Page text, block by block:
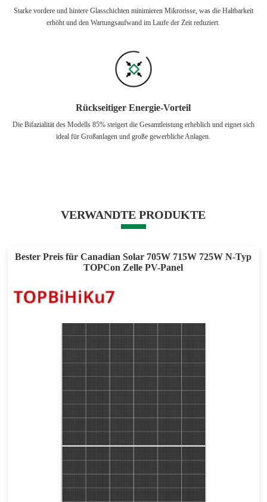
Starke vordere und hintere Glasschichten minimieren Mikrorisse, was die Haltbarkeit
erhöht und den Wartungsaufwand im Laufe der Zeit reduziert.
Rückseitiger Energie-Vorteil
Die Bifazialität des Modells 85% steigert die Gesamtleistung erheblich und eignet sich
ideal für Großanlagen und große gewerbliche Anlagen.
VERWANDTE PRODUKTE
Bester Preis für Canadian Solar 705W 715W 725W N-Typ
TOPCon Zelle PV-Panel